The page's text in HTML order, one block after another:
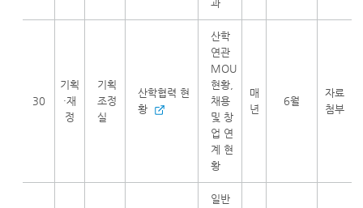
과
30
기획
·재
정
기획
조정
실
산학협력 현
황
산학
연관
MOU
현황,
채용
및 창
업 연
계 현
황
매
년
6월
자료
첨부
일반